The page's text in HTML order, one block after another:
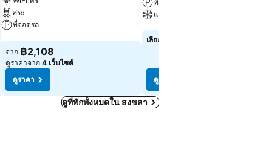
สระ
ที่จอดรถ
ดูราคา
จาก ฿2,108
ดูราคาจาก 4 เว็บไซต์
ดูราคา
ที่จอดรถ
แอร์
ดูราคา
เลือกวันที่เพื่อดูราคาในวันนั้นๆ
ดูราคา
ดูที่พักทั้งหมดใน สงขลา